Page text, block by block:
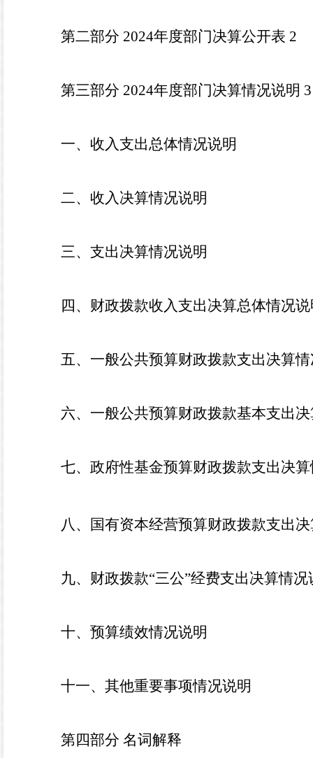
第二部分 2024年度部门决算公开表 2
第三部分 2024年度部门决算情况说明 3
一、收入支出总体情况说明
二、收入决算情况说明
三、支出决算情况说明
四、财政拨款收入支出决算总体情况
五、一般公共预算财政拨款支出决算
六、一般公共预算财政拨款基本支出
七、政府性基金预算财政拨款支出决
八、国有资本经营预算财政拨款支出
九、财政拨款“三公”经费支出决算情况
十、预算绩效情况说明
十一、其他重要事项情况说明
第四部分 名词解释